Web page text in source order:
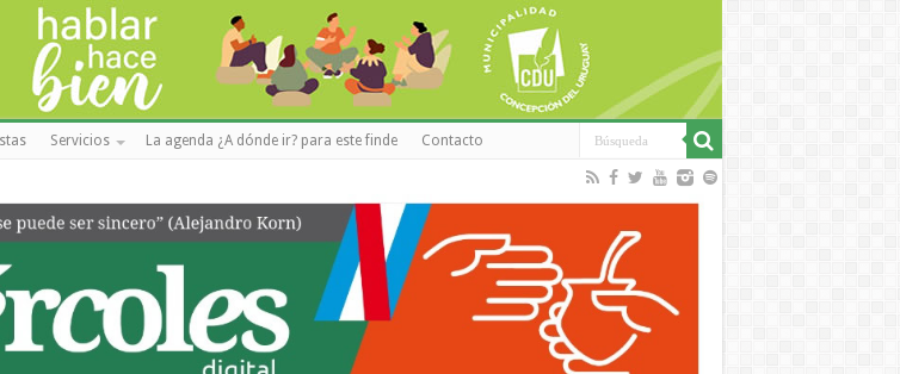
Servicios La agenda ¿A dónde ir? para este finde Contacto